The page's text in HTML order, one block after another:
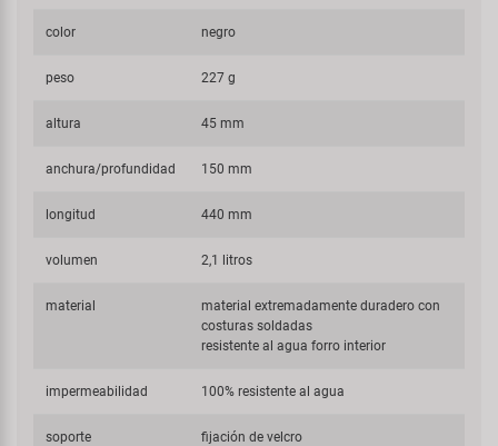
color negro
peso 227 g
altura 45 mm
anchura/profundidad 150 mm
longitud 440 mm
volumen 2,1 litros
material
material extremadamente duradero con
costuras soldadas
resistente al agua forro interior
impermeabilidad 100% resistente al agua
soporte fijación de velcro